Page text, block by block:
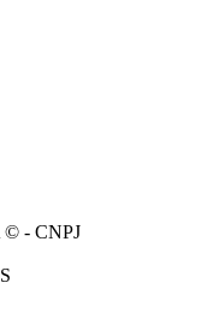
- CNPJ